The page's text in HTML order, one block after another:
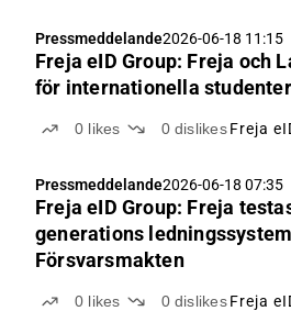
Pressmeddelande2026-06-18 11:15
Freja eID Group: Freja och
för internationella studenter
0 likes 0 dislikes Freja
Pressmeddelande2026-06-18 07:35
Freja eID Group: Freja
generations
Försvarsmakten
0 likes 0 dislikes Freja